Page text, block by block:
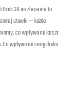
3D na zlecenie to
stawki — każde
co wpływa na koszt
wpływa na cenę druku